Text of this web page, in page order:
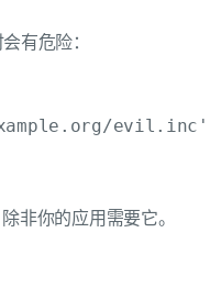
有危险：
你的应用需要它。